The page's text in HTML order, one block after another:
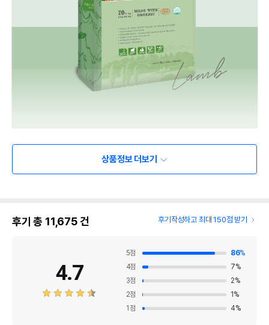
상품정보 더보기
후기 총 11,675건 후기작성하고 최대 150점 받기
4.7
5점 86%
4점 7%
3점 2%
2점 1 %
1 점 4%